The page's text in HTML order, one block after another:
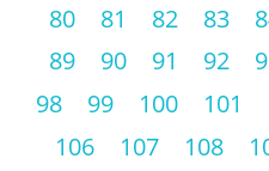
80
81 82 83
89
90 91 92
98
99 100 101
106
107 108